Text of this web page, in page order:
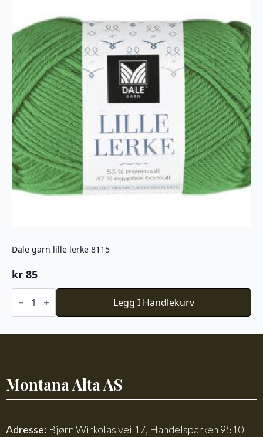
Dale garn lille lerke 8115
kr 85
Dale
garn
lerke
Legg I Handlekurv
Montana Alta AS
Adresse: Bjørn Wirkolas vei 17, Handelsparken 9510